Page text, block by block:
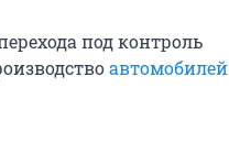
под контроль
автомобилей